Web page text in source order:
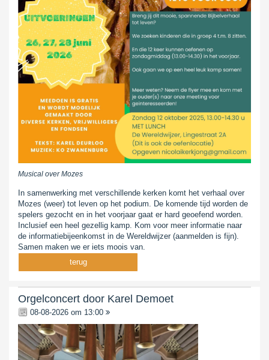
Musical over Mozes
In samenwerking met verschillende kerken komt het verhaal over
Mozes (weer) tot leven op het podium. De komende tijd worden de
spelers gezocht en in het voorjaar gaat er hard geoefend worden.
Inclusief een heel gezellig kamp. Kom voor meer informatie naar
de informatiebijeenkomst in de Wereldwijzer (aanmelden is fijn).
Samen maken we er iets moois van.
terug
Orgelconcert door Karel Demoet
08-08-2026 om 13:00